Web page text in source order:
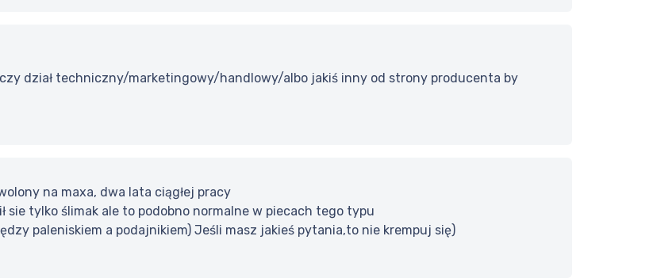
dział techniczny/marketingowy/handlowy/albo jakiś inny od strony producenta by
na maxa, dwa lata ciągłej pracy
sie tylko ślimak ale to podobno normalne w piecach tego typu
paleniskiem a podajnikiem) Jeśli masz jakieś pytania,to nie krempuj się)